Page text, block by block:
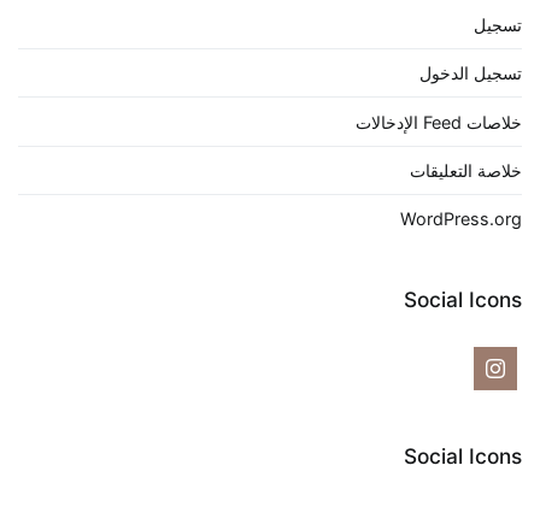
تسجيل
تسجيل الدخول
خلاصات Feed الإدخالات
خلاصة التعليقات
WordPress.org
Social Icons
Social Icons